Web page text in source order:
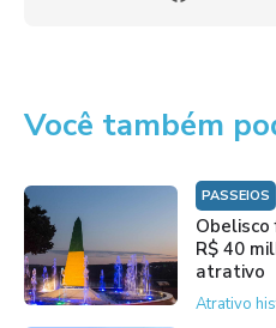
Você também
PASSEIOS
Obelisco
R$ 40
atrativo
Atrativo